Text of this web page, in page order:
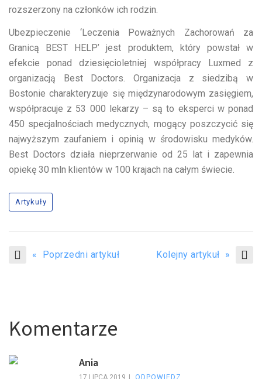
rozszerzony na członków ich rodzin.
Ubezpieczenie ‘Leczenia Poważnych Zachorowań za
Granicą BEST HELP’ jest produktem, który powstał w
efekcie ponad dziesięcioletniej współpracy Luxmed z
organizacją Best Doctors. Organizacja z siedzibą w
Bostonie charakteryzuje się międzynarodowym zasięgiem,
współpracuje z 53 000 lekarzy – są to eksperci w ponad
450 specjalnościach medycznych, mogący poszczycić się
najwyższym zaufaniem i opinią w środowisku medyków.
Best Doctors działa nieprzerwanie od 25 lat i zapewnia
opiekę 30 mln klientów w 100 krajach na całym świecie.
Artykuły
« Poprzedni artykuł Kolejny artykuł »
Komentarze
Ania
17 LIPCA 2019 ODPOWIEDZ